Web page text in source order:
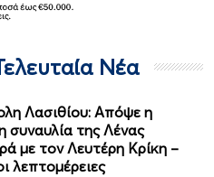
Νέα
Λασιθίου: Απόψε η
συναυλία της Λένας
με τον Λευτέρη Κρίκη –
λεπτομέρειες